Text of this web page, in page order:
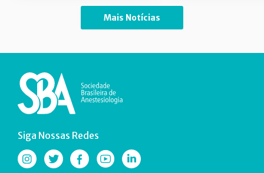
Mais Notícias
Siga Nossas Redes